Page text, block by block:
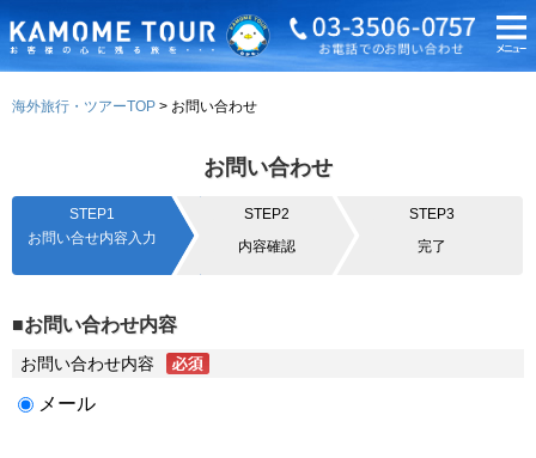
海外旅行・ツアーTOP お問い合わせ
お問い合わせ
STEP1
お問い合せ内容入力
STEP2
内容確認
STEP3
完了
■お問い合わせ内容
お問い合わせ内容
メール